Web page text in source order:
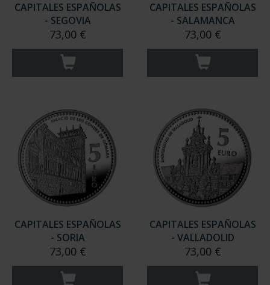
CAPITALES ESPAÑOLAS
- SEGOVIA
73,00 €
CAPITALES ESPAÑOLAS
- SALAMANCA
73,00 €
CAPITALES ESPAÑOLAS
- SORIA
73,00 €
CAPITALES ESPAÑOLAS
- VALLADOLID
73,00 €